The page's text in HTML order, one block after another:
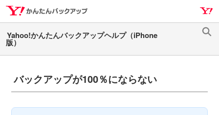
ナ
ビ
ゲ
ー
シ
ン
へ
メ
イ
ン
コ
ン
ン
ツ
索
バックアップが100％にならない